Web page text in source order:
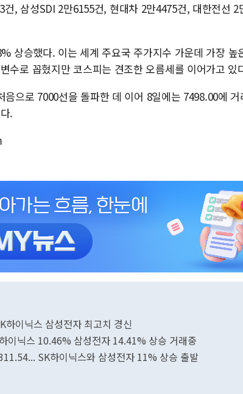
건, 삼성SDI 2만6155건, 현대차 2만4475건, 대한전선 2
상승했다. 이는 세계 주요국 주가지수 가운데 가장 높
수로 꼽혔지만 코스피는 견조한 오름세를 이어가고 있
음으로 7000선을 돌파한 데 이어 8일에는 7498.00에
.
코스피 꿈의 7384...SK하이닉스 삼성전자 최고치 경신
이닉스 10.46% 삼성전자 14.41% 상승 거래중
SK하이닉스와 삼성전자 11% 상승 출발